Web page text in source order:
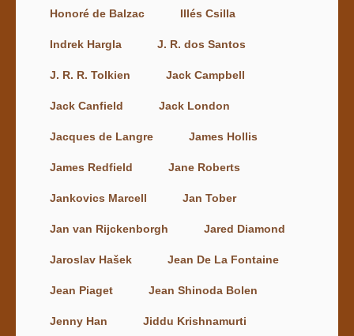
Honoré de Balzac Illés Csilla
Indrek Hargla J. R. dos Santos
J. R. R. Tolkien Jack Campbell
Jack Canfield Jack London
Jacques de Langre James Hollis
James Redfield Jane Roberts
Jankovics Marcell Jan Tober
Jan van Rijckenborgh Jared Diamond
Jaroslav Hašek Jean De La Fontaine
Jean Piaget Jean Shinoda Bolen
Jenny Han Jiddu Krishnamurti